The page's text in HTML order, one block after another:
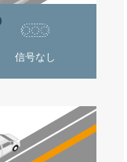
信号なし